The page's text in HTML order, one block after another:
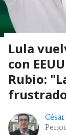
Lula
con
Rubio: